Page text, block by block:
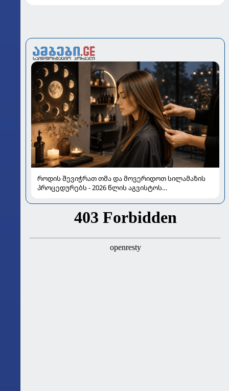
როდის შევიჭრათ თმა და მოვერიდოთ სილამაზის
პროცედურებს - 2026 წლის აგვისტოს